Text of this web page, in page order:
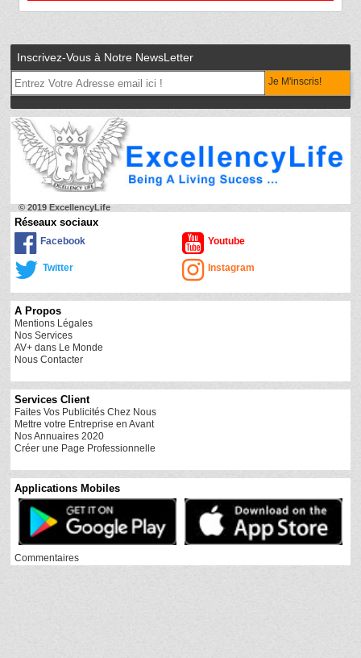
Inscrivez-Vous à Notre NewsLetter
Je M'inscris!
© 2019 ExcellencyLife
Réseaux sociaux
Facebook Youtube
Twitter Instagram
A Propos
Mentions Légales
Nos Services
AV+ dans Le Monde
Nous Contacter
Services Client
Faites Vos Publicités Chez Nous
Mettre votre Entreprise en Avant
Nos Annuaires 2020
Créer une Page Professionnelle
Applications Mobiles
Commentaires